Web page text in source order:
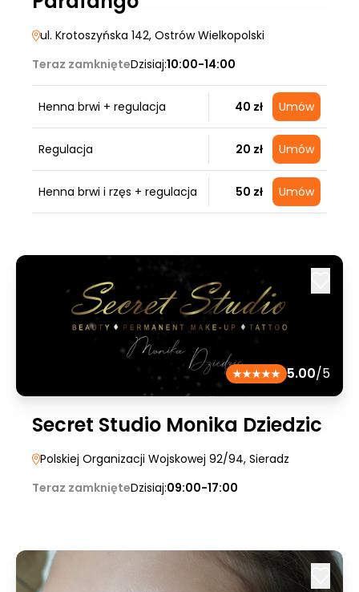
ul. Krotoszyńska 142, Ostrów Wielkopolski
Teraz zamknięteDzisiaj:10:00-14:00
Henna brwi + regulacja 40 zł Umów
Regulacja 20 zł Umów
Henna brwi i rzęs + regulacja 50 zł Umów
5.00/5
Secret Studio Monika Dziedzic
Polskiej Organizacji Wojskowej 92/94, Sieradz
Teraz zamknięteDzisiaj:09:00-17:00